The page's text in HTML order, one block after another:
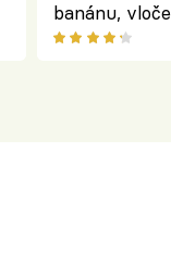
banánu,
snídaně do